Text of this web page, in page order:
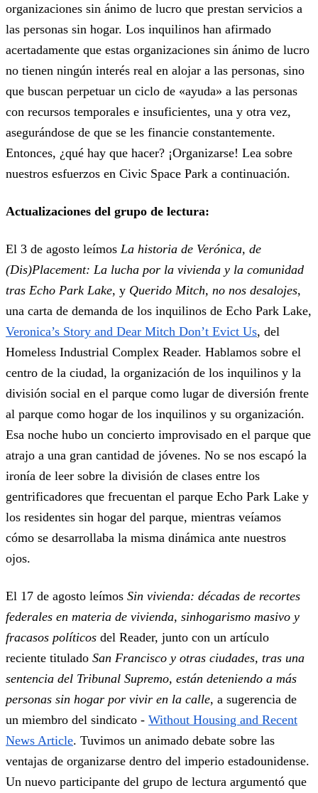
organizaciones sin ánimo de lucro que prestan servicios a
las personas sin hogar. Los inquilinos han afirmado
acertadamente que estas organizaciones sin ánimo de lucro
no tienen ningún interés real en alojar a las personas, sino
que buscan perpetuar un ciclo de «ayuda» a las personas
con recursos temporales e insuficientes, una y otra vez,
asegurándose de que se les financie constantemente.
Entonces, ¿qué hay que hacer? ¡Organizarse! Lea sobre
nuestros esfuerzos en Civic Space Park a continuación.
Actualizaciones del grupo de lectura:
El 3 de agosto leímos La historia de Verónica, de
(Dis)Placement: La lucha por la vivienda y la comunidad
tras Echo Park Lake, y Querido Mitch, no nos desalojes,
una carta de demanda de los inquilinos de Echo Park Lake,
Veronica’s Story and Dear Mitch Don’t Evict Us, del
Homeless Industrial Complex Reader. Hablamos sobre el
centro de la ciudad, la organización de los inquilinos y la
división social en el parque como lugar de diversión frente
al parque como hogar de los inquilinos y su organización.
Esa noche hubo un concierto improvisado en el parque que
atrajo a una gran cantidad de jóvenes. No se nos escapó la
ironía de leer sobre la división de clases entre los
gentrificadores que frecuentan el parque Echo Park Lake y
los residentes sin hogar del parque, mientras veíamos
cómo se desarrollaba la misma dinámica ante nuestros
ojos.
El 17 de agosto leímos Sin vivienda: décadas de recortes
federales en materia de vivienda, sinhogarismo masivo y
fracasos políticos del Reader, junto con un artículo
reciente titulado San Francisco y otras ciudades, tras una
sentencia del Tribunal Supremo, están deteniendo a más
personas sin hogar por vivir en la calle, a sugerencia de
un miembro del sindicato - Without Housing and Recent
News Article. Tuvimos un animado debate sobre las
ventajas de organizarse dentro del imperio estadounidense.
Un nuevo participante del grupo de lectura argumentó que